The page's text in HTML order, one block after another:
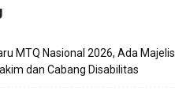
MTQ Nasional 2026, Ada Majelis
dan Cabang Disabilitas